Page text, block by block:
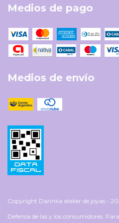
Medios de pago
Medios de envío
Copyright Darinka atelier de joyas -
Defensa de las y los consumidores.